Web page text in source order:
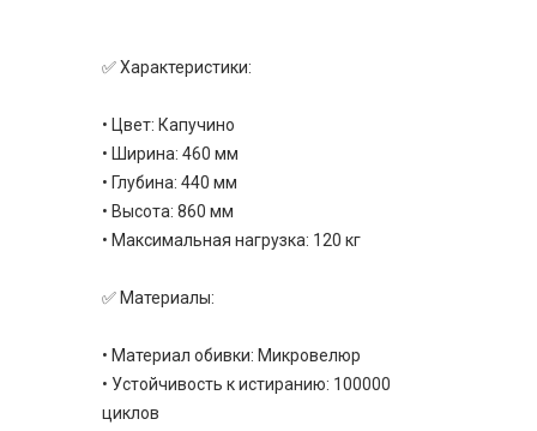
✅ Характеристики:
• Цвет: Капучино
• Ширина: 460 мм
• Глубина: 440 мм
• Высота: 860 мм
• Максимальная нагрузка: 120 кг
✅ Материалы:
• Материал обивки: Микровелюр
• Устойчивость к истиранию: 100000
циклов